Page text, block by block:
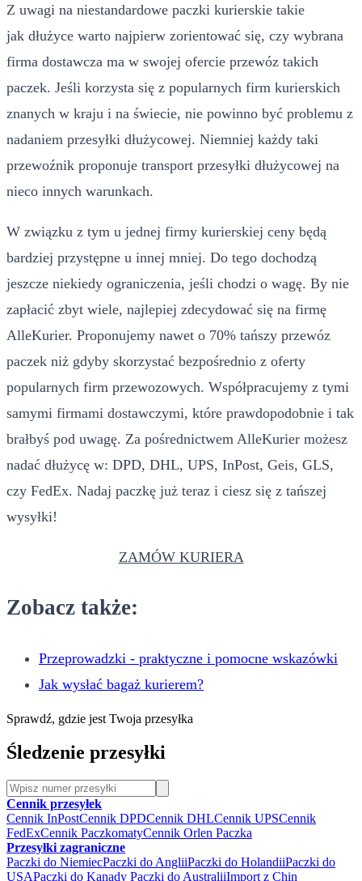
Z uwagi na niestandardowe paczki kurierskie takie
jak dłużyce warto najpierw zorientować się, czy wybrana
firma dostawcza ma w swojej ofercie przewóz takich
paczek. Jeśli korzysta się z popularnych firm kurierskich
znanych w kraju i na świecie, nie powinno być problemu z
nadaniem przesyłki dłużycowej. Niemniej każdy taki
przewoźnik proponuje transport przesyłki dłużycowej na
nieco innych warunkach.
W związku z tym u jednej firmy kurierskiej ceny będą
bardziej przystępne u innej mniej. Do tego dochodzą
jeszcze niekiedy ograniczenia, jeśli chodzi o wagę. By nie
zapłacić zbyt wiele, najlepiej zdecydować się na firmę
AlleKurier. Proponujemy nawet o 70% tańszy przewóz
paczek niż gdyby skorzystać bezpośrednio z oferty
popularnych firm przewozowych. Współpracujemy z tymi
samymi firmami dostawczymi, które prawdopodobnie i tak
brałbyś pod uwagę. Za pośrednictwem AlleKurier możesz
nadać dłużycę w: DPD, DHL, UPS, InPost, Geis, GLS,
czy FedEx. Nadaj paczkę już teraz i ciesz się z tańszej
wysyłki!
ZAMÓW KURIERA
Zobacz także:
Przeprowadzki - praktyczne i pomocne wskazówki
Jak wysłać bagaż kurierem?
Sprawdź, gdzie jest Twoja przesyłka
Śledzenie przesyłki
Cennik przesyłek
Cennik InPostCennik DPDCennik DHLCennik UPSCennik
FedExCennik PaczkomatyCennik Orlen Paczka
Przesyłki zagraniczne
Paczki do NiemiecPaczki do AngliiPaczki do HolandiiPaczki do
USAPaczki do Kanady Paczki do AustraliiImport z Chin